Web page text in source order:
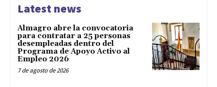
Latest news
Almagro abre la convocatoria
para contratar a 25 personas
desempleadas dentro del
Programa de Apoyo Activo al
Empleo 2026
7 de agosto de 2026